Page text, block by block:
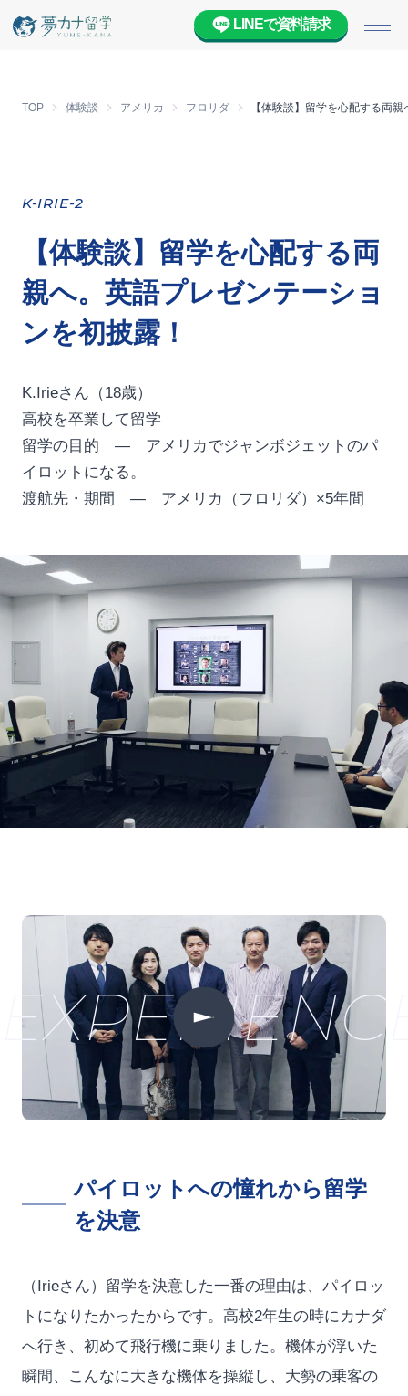
メ
LINEで資料請求
TOP 体験談 アメリカ フロリダ 【体験談】留学を心配する両
K-IRIE-2
【体験談】留学を心配する両
親へ。英語プレゼンテーショ
ンを初披露！
K.Irieさん（18歳）
高校を卒業して留学
留学の目的 — アメリカでジャンボジェットのパ
イロットになる。
渡航先・期間 — アメリカ（フロリダ）×5年間
パイロットへの憧れから留学
を決意
（Irieさん）留学を決意した一番の理由は、パイロッ
トになりたかったからです。高校2年生の時にカナダ
へ行き、初めて飛行機に乗りました。機体が浮いた
瞬間、こんなに大きな機体を操縦し、大勢の乗客の